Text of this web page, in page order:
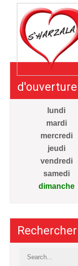
d'ouverture
lundi
mardi
mercredi
jeudi
vendredi
samedi
dimanche
Rechercher